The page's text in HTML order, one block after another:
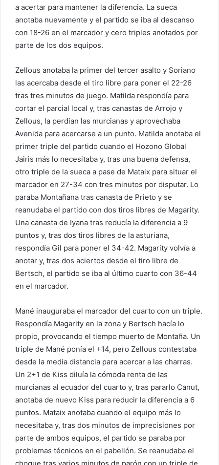
a acertar para mantener la diferencia. La sueca
anotaba nuevamente y el partido se iba al descanso
con 18-26 en el marcador y cero triples anotados por
parte de los dos equipos.
Zellous anotaba la primer del tercer asalto y Soriano
las acercaba desde el tiro libre para poner el 22-26
tras tres minutos de juego. Matilda respondía para
cortar el parcial local y, tras canastas de Arrojo y
Zellous, la perdían las murcianas y aprovechaba
Avenida para acercarse a un punto. Matilda anotaba el
primer triple del partido cuando el Hozono Global
Jairis más lo necesitaba y, tras una buena defensa,
otro triple de la sueca a pase de Mataix para situar el
marcador en 27-34 con tres minutos por disputar. Lo
paraba Montañana tras canasta de Prieto y se
reanudaba el partido con dos tiros libres de Magarity.
Una canasta de Iyana tras reducía la diferencia a 9
puntos y, tras dos tiros libres de la asturiana,
respondía Gil para poner el 34-42. Magarity volvía a
anotar y, tras dos aciertos desde el tiro libre de
Bertsch, el partido se iba al último cuarto con 36-44
en el marcador.
Mané inauguraba el marcador del cuarto con un triple.
Respondía Magarity en la zona y Bertsch hacía lo
propio, provocando el tiempo muerto de Montaña. Un
triple de Mané ponía el +14, pero Zellous contestaba
desde la media distancia para acercar a las charras.
Un 2+1 de Kiss diluía la cómoda renta de las
murcianas al ecuador del cuarto y, tras pararlo Canut,
anotaba de nuevo Kiss para reducir la diferencia a 6
puntos. Mataix anotaba cuando el equipo más lo
necesitaba y, tras dos minutos de imprecisiones por
parte de ambos equipos, el partido se paraba por
problemas técnicos en el pabellón. Se reanudaba el